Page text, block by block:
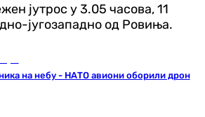
јутрос у 3.05 часова, 11
југозападно од Ровиња.
на небу - НАТО авиони оборили дрон